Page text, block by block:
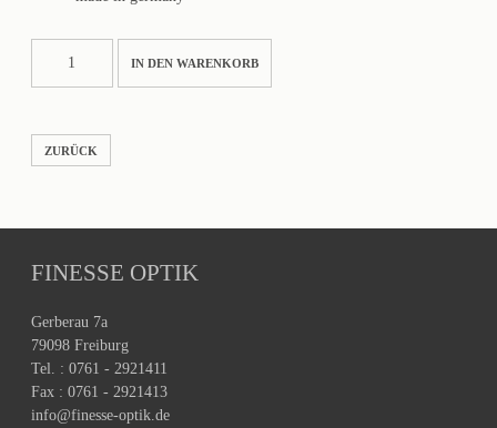
IN DEN WARENKORB
ZURÜCK
FINESSE OPTIK
Gerberau 7a
79098 Freiburg
Tel. : 0761 - 2921411
Fax : 0761 - 2921413
info@finesse-optik.de